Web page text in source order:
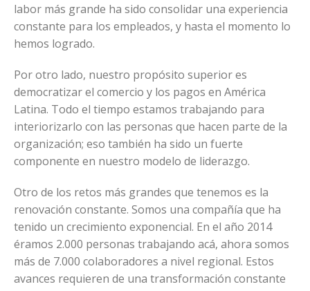
labor más grande ha sido consolidar una experiencia
constante para los empleados, y hasta el momento lo
hemos logrado.
Por otro lado, nuestro propósito superior es
democratizar el comercio y los pagos en América
Latina. Todo el tiempo estamos trabajando para
interiorizarlo con las personas que hacen parte de la
organización; eso también ha sido un fuerte
componente en nuestro modelo de liderazgo.
Otro de los retos más grandes que tenemos es la
renovación constante. Somos una compañía que ha
tenido un crecimiento exponencial. En el año 2014
éramos 2.000 personas trabajando acá, ahora somos
más de 7.000 colaboradores a nivel regional. Estos
avances requieren de una transformación constante